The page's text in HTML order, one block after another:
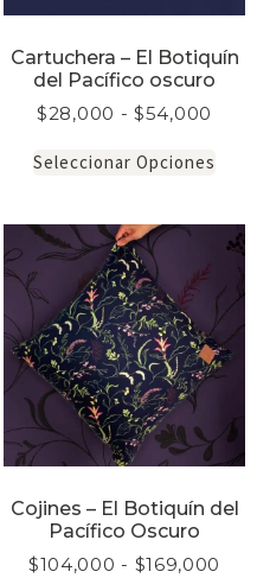
Cartuchera – El Botiquín
del Pacífico oscuro
$28,000 - $54,000
Seleccionar Opciones
Cojines – El Botiquín del
Pacífico Oscuro
$104,000 - $169,000